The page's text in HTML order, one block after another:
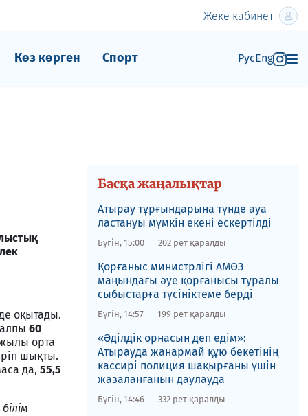
Жеке кабинет
Көз көрген Спорт РусEng
оқытады.
60
орта
шықты.
да, 55,5
Басқа жаңалықтар
Атырау тұрғындарына түнде ауа
ластануы мүмкін екені ескертілді
Бүгін, 15:00 202 рет қаралды
Қорғаныс министрлігі АМӨЗ
маңындағы әуе қорғанысы туралы
сыбыстарға түсініктеме берді
Бүгін, 14:57 199 рет қаралды
«Әділдік орнасын деп едім»:
Атырауда жанармай құю бекетінің
кассирі полиция шақырғаны үшін
жазаланғанын даулауда
Бүгін, 14:46 332 рет қаралды